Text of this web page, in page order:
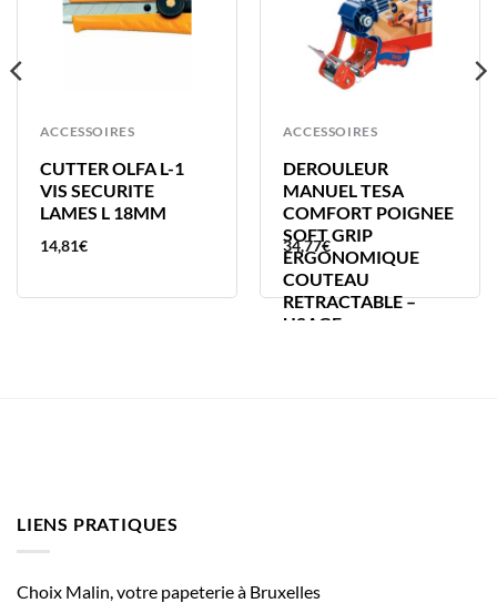
ACCESSOIRES
CUTTER OLFA L-1
VIS SECURITE
LAMES L 18MM
14,81€
ACCESSOIRES
DEROULEUR
MANUEL TESA
COMFORT POIGNEE
SOFT GRIP
ERGONOMIQUE
COUTEAU
RETRACTABLE –
USAGE
34,77€
LIENS PRATIQUES
Choix Malin, votre papeterie à Bruxelles